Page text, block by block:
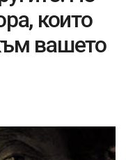
които
вашето